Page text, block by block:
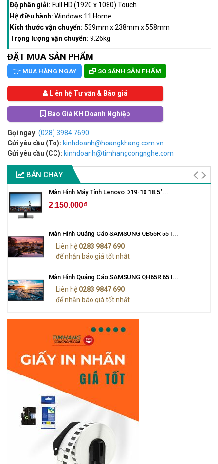
Độ phân giải: Full HD (1920 x 1080) Touch
Hệ điều hành: Windows 11 Home
Kích thước vận chuyển: 539mm x 238mm x 558mm
Trọng lượng vận chuyển: 9.26kg
ĐẶT MUA SẢN PHẨM
MUA HÀNG NGAY SO SÁNH SẢN PHẨM
Liên hệ Tư vấn & Báo giá
Báo Giá KH Doanh Nghiệp
Gọi ngay: (028) 3984 7690
Gửi yêu cầu (To): kinhdoanh@hoangkhang.com.vn
Gửi yêu cầu (CC): kinhdoanh@timhangcongnghe.com
BÁN CHẠY
Màn Hình Máy Tính Lenovo D19-10 18.5"...
2.150.000₫
Màn Hình Quảng Cáo SAMSUNG QB55R 55 I...
Liên hệ 0283 9847 690
để nhận báo giá tốt nhất
Màn Hình Quảng Cáo SAMSUNG QH65R 65 I...
Liên hệ 0283 9847 690
để nhận báo giá tốt nhất